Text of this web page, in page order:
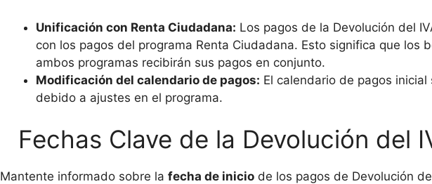
Unificación con Renta Ciudadana: Los pagos de la Devolución del
con los pagos del programa Renta Ciudadana. Esto significa que los
ambos programas recibirán sus pagos en conjunto.
Modificación del calendario de pagos: El calendario de pagos
debido a ajustes en el programa.
Fechas Clave de la Devolución del
Mantente informado sobre la fecha de inicio de los pagos de Devolución